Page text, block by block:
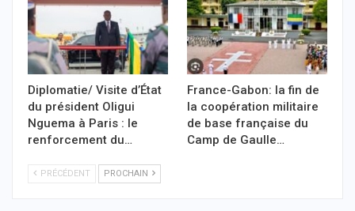
Diplomatie/ Visite d’État
du président Oligui
Nguema à Paris : le
renforcement du…
France-Gabon: la fin de
la coopération militaire
de base française du
Camp de Gaulle…
PRÉCÉDENT PROCHAIN